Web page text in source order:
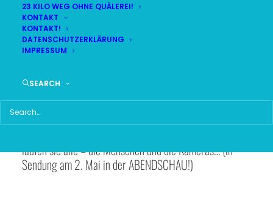
23 KILO WEG OHNE QUÄLEREI!
KONTAKT
KONTAKT!
DATENSCHUTZERKLÄRUNG
IMPRESSUM
SEARCH
Neue Spiel, neues Glück! Die Lauf10-Truppe trifft sich
am Sender in Freimann für eine allererste gemeinsame
Trainingseinheit. Mit von der Partie: Unsere neuen
laufen sie alle – die Menschen und die Kameras… (in
Sendung am 2. Mai in der ABENDSCHAU!)